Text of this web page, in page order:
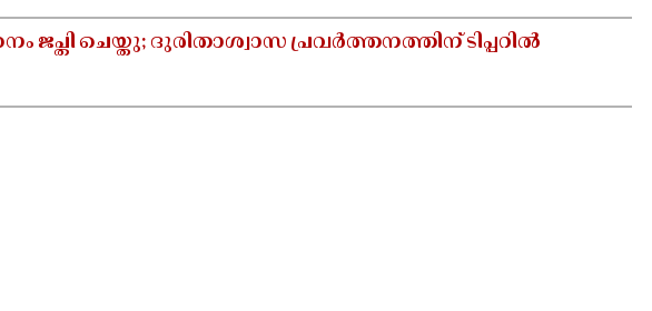
ജപ്തി ചെയ്തു; ദുരിതാശ്വാസ പ്രവർത്തനത്തിന് ടിപ്പറിൽ